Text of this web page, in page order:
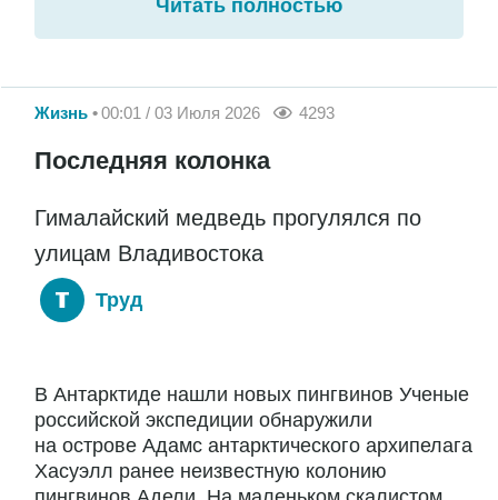
Читать полностью
Жизнь 00:01 / 03 Июля 2026 4293
Последняя колонка
Гималайский медведь прогулялся по
улицам Владивостока
Труд
В Антарктиде нашли новых пингвинов Ученые
российской экспедиции обнаружили
на острове Адамс антарктического архипелага
Хасуэлл ранее неизвестную колонию